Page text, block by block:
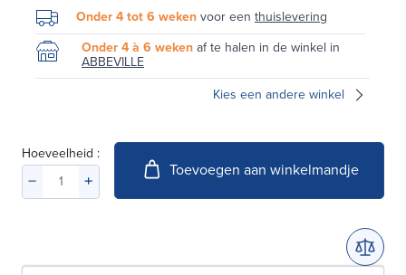
Onder 4 tot 6 wekenvoor een thuislevering
Onder 4 à 6 wekenaf te halen in de winkel in
ABBEVILLE
Kies een andere winkel
Hoeveelheid :
Toevoegen aan winkelmandje